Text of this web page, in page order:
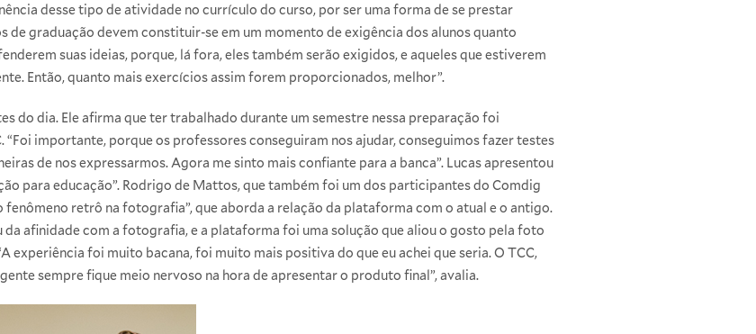
desse tipo de atividade no currículo do curso, por ser uma forma de se prestar
de graduação devem constituir-se em um momento de exigência dos alunos quanto
suas ideias, porque, lá fora, eles também serão exigidos, e aqueles que estiverem
Então, quanto mais exercícios assim forem proporcionados, melhor”.
do dia. Ele afirma que ter trabalhado durante um semestre nessa preparação foi
importante, porque os professores conseguiram nos ajudar, conseguimos fazer testes
de nos expressarmos. Agora me sinto mais confiante para a banca”. Lucas apresentou
para educação”. Rodrigo de Mattos, que também foi um dos participantes do Comdig
fenômeno retrô na fotografia”, que aborda a relação da plataforma com o atual e o antigo.
da afinidade com a fotografia, e a plataforma foi uma solução que aliou o gosto pela foto
experiência foi muito bacana, foi muito mais positiva do que eu achei que seria. O TCC,
sempre fique meio nervoso na hora de apresentar o produto final”, avalia.